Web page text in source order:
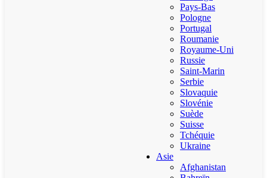
Pays-Bas
Pologne
Portugal
Roumanie
Royaume-Uni
Russie
Saint-Marin
Serbie
Slovaquie
Slovénie
Suède
Suisse
Tchéquie
Ukraine
Asie
Afghanistan